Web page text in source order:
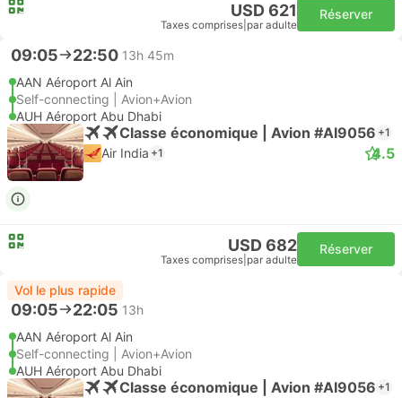
USD 621
Taxes comprises par adulte
Réserver
09:05 22:50 13h 45m
AAN Aéroport Al Ain
Self-connecting | Avion+Avion
AUH Aéroport Abu Dhabi
Classe économique | Avion #AI9056 +1
Air India +1 4.5
USD 682
Taxes comprises par adulte
Réserver
Vol le plus rapide
09:05 22:05 13h
AAN Aéroport Al Ain
Self-connecting | Avion+Avion
AUH Aéroport Abu Dhabi
Classe économique | Avion #AI9056 +1